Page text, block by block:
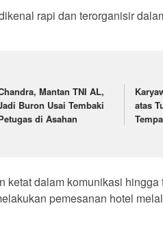
rapi dan terorganisir
Mantan TNI AL,
Buron Usai Tembaki
di Asahan
atas
ketat dalam komunikasi
pemesanan hotel